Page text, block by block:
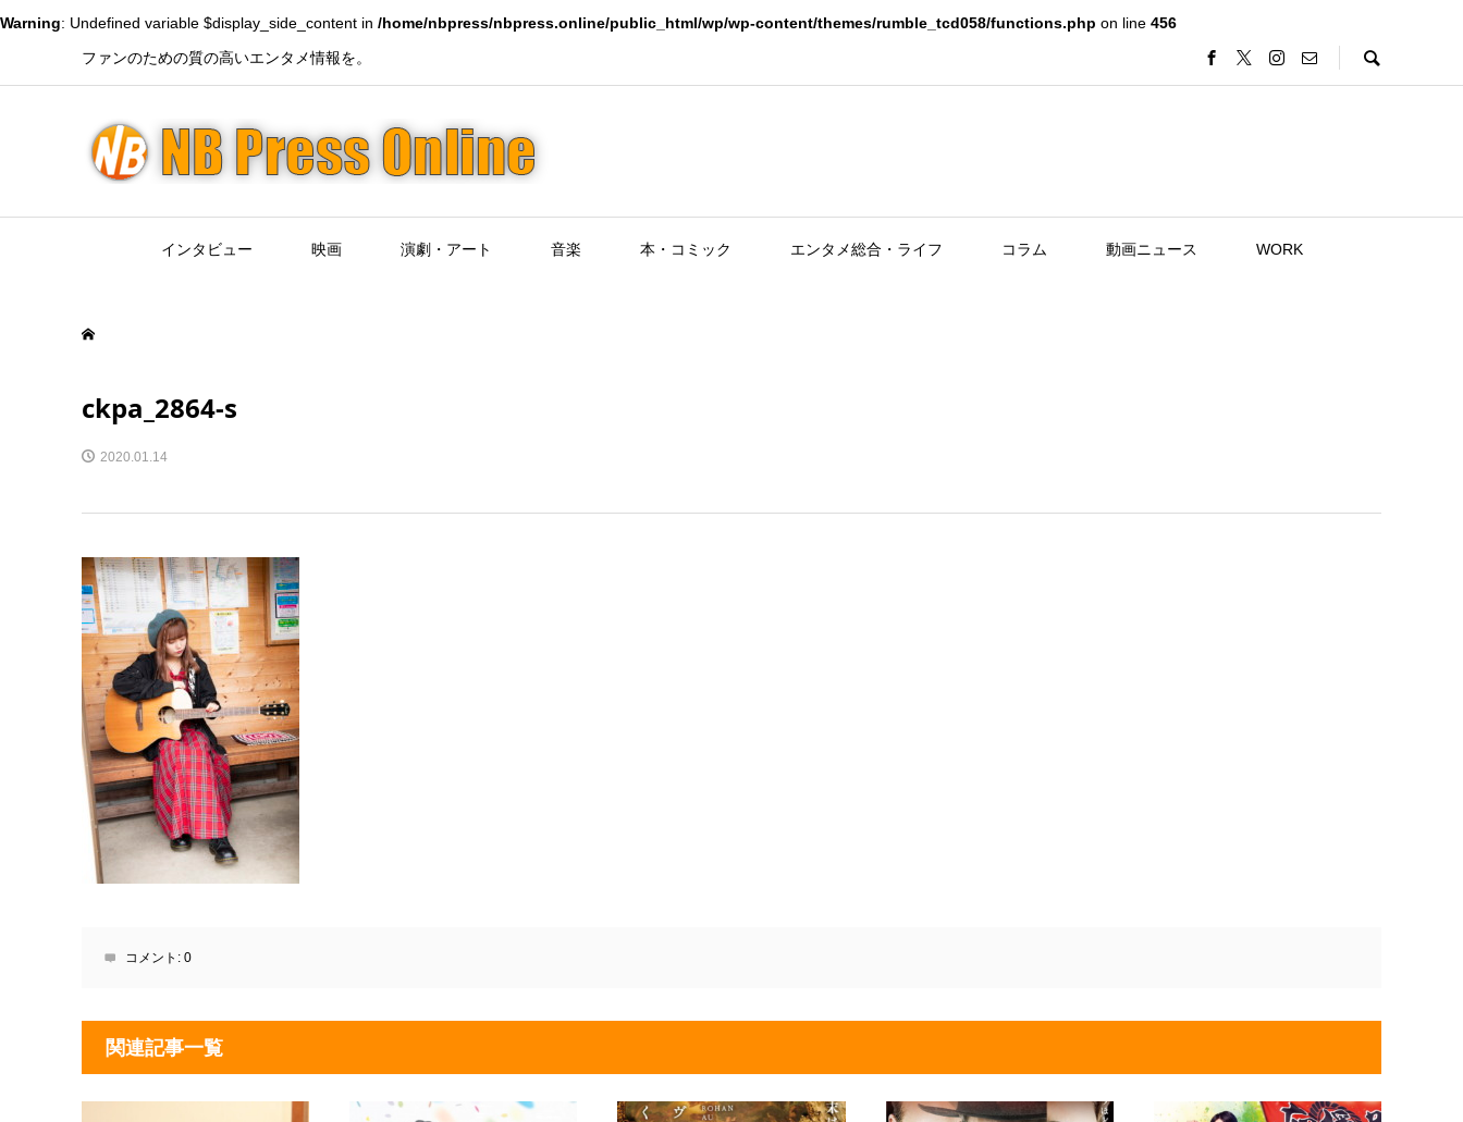
Warning: Undefined variable $display_side_content in /home/nbpress/nbpress.online/public_html/wp/wp-content/themes/rumble_tcd058/functions.php on line 456
ファンのための質の高いエンタメ情報を。
インタビュー 映画 演劇・アート 音楽 本・コミック エンタメ総合・ライフ コラム 動画ニュース WORK
ckpa_2864-s
2020.01.14
コメント: 0
関連記事一覧